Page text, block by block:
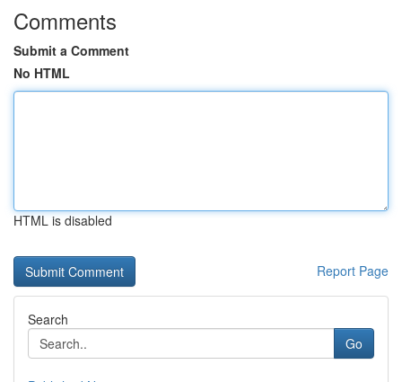
Comments
Submit a Comment
No HTML
HTML is disabled
Report Page
Search
Go